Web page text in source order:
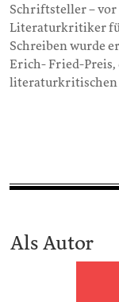
Schriftsteller – vor
Literaturkritiker
Schreiben wurde
Erich- Fried-Preis,
literaturkritischen
Als Autor